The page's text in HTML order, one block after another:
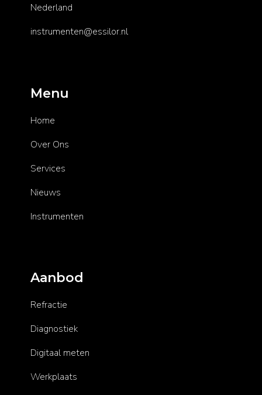
Nederland
instrumenten@essilor.nl
Menu
Home
Over Ons
Services
Nieuws
Instrumenten
Aanbod
Refractie
Diagnostiek
Digitaal meten
Werkplaats